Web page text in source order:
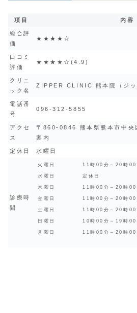
項目 内容
総合評
価
★★★★☆
口コミ
評価
★★★★☆(4.9)
クリニ
ック名
ZIPPER CLINIC 熊本院（ジッ
電話番
号
096-312-5855
アクセ
ス
〒860-0846 熊本県熊本市中央
案内
定休日 水曜日
診療時
間
火曜日 11時00分～20時00
水曜日 定休日
木曜日 11時00分～20時00
金曜日 11時00分～20時00
土曜日 11時00分～20時00
日曜日 10時00分～19時00
月曜日 11時00分～20時00